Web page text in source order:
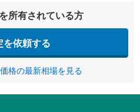
所有されている方
を依頼する
格の最新相場を見る